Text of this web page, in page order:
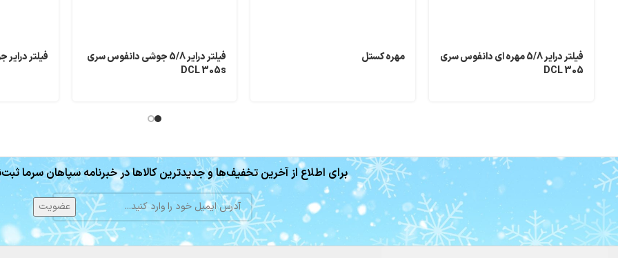
فیلتر درایر 5/8 مهره ای دانفوس سری
DCL 305
مهره کستل
فیلتر درایر 5/8 جوشی دانفوس سری
DCL 305s
فیلتر درایر جوشی
برای اطلاع از آخرین تخفیف‌ها و جدیدترین کالاها در خبرنامه سپاهان سرما